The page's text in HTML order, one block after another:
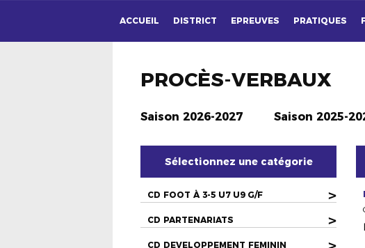
ACCUEIL DISTRICT EPREUVES PRATIQUES
PROCÈS-VERBAUX
Saison 2026-2027 Saison 2025-
Sélectionnez une catégorie
CD FOOT À 3-5 U7 U9 G/F >
CD PARTENARIATS >
CD DEVELOPPEMENT FEMININ